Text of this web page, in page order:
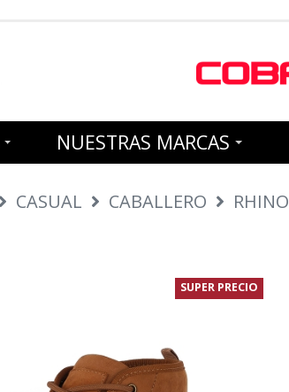
NUESTRAS MARCAS
CASUAL CABALLERO RHINO
SUPER PRECIO